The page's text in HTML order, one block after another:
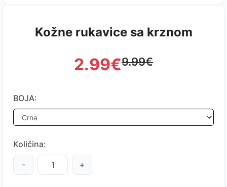
Kožne rukavice sa krznom
2.99€9.99€
BOJA:
Količina:
- +